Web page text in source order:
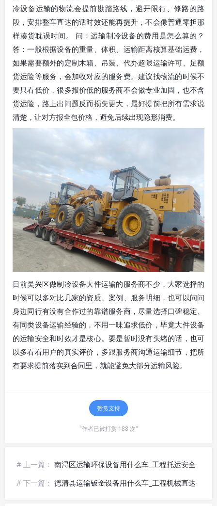
冷设备运输的物流会提前勘踏路线，避开限行、修路的路
段，安排整车直达的话时效还能再提升，不会像普通零担那
样凑货耽误时间。 问：运输制冷设备的费用是怎么算的？
答：一般根据设备的重量、体积、运输距离核算基础运费，
如果需要额外的定制木箱、吊装、代办超限运输许可、足额
货运险等服务，会加收对应的服务费。建议找物流的时候不
要只看低价，很多报价低的服务商不会做专业加固，也不含
货运险，路上出问题反而损失更大，最好提前把所有需求说
清楚，让对方报全包价格，避免后续出现隐形消费。
目前吴兴区做制冷设备大件运输的服务商不少，大家选择的
时候可以多对比几家的资质、案例、服务明细，也可以问问
身边同行有没有合作过的靠谱服务商，尽量选择口碑稳定、
有同类设备运输经验的，不用一味追求低价，毕竟大件设备
的运输安全和时效才是核心。要是暂时没有头绪的话，也可
以多看看用户的真实评价，多跟服务商沟通运输细节，把所
有要求提前落实到合同里，就能避免大部分运输风险。
赞赏支持
"作者已被打赏 188 次"
# 上一篇： 南浔区运输环保设备用什么车_工程托运安全
# 下一篇： 德清县运输钣金设备用什么车_工程机械直达